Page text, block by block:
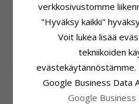
Tummansininen
kristalli korvarenkaat
hopea - Loom Stones
CHANTI hinta 50,-
kristalli
CHANTI
ASIAKKAAT
verkkosivustomme
"Hyväksy kaikki"
Voit lukea lisää
tekniikoiden
evästekäytännöstämme.
Google Business Data
Google